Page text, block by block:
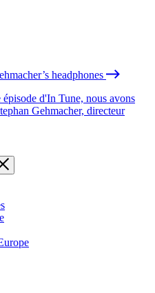
headphones
d'In Tune, nous avons
Gehmacher, directeur